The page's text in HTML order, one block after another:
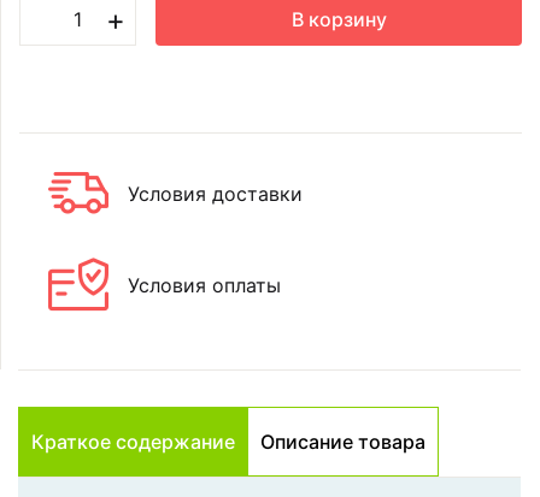
+ В корзину
Условия доставки
Условия оплаты
Краткое содержание Описание товара